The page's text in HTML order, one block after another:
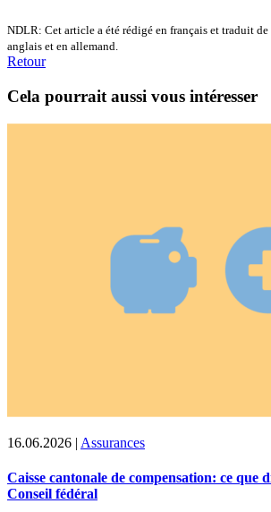
NDLR: Cet article a été rédigé en français et traduit
anglais et en allemand.
Retour
Cela pourrait aussi vous intéresser
16.06.2026 | Assurances
Caisse cantonale de compensation: ce que
Conseil fédéral